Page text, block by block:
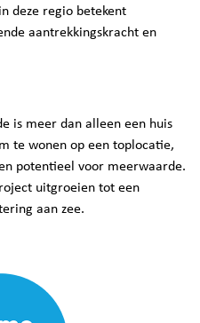
deze regio betekent
aantrekkingskracht en
is meer dan alleen een huis
te wonen op een toplocatie,
potentieel voor meerwaarde.
uitgroeien tot een
aan zee.